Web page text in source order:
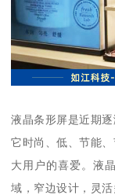
液晶条形屏是近期
它时尚、低、节能
大用户的喜爱。液
域，窄边设计，灵